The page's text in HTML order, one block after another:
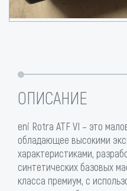
ОПИСАНИЕ
eni Rotra ATF VI – это
обладающее высокими
характеристиками,
синтетических базовых
класса премиум, с